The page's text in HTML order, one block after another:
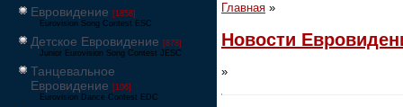
Евровидение [1858]
Eurovision Song Contest ESC
Детское Евровидение [878]
Junior Eurovision Song Contest JESC
Танцевальное
Евровидение [106]
Eurovision Dance Contest EDC
Главная »
Новости
»